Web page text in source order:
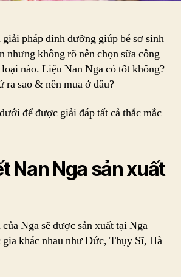
pháp dinh dưỡng giúp bé sơ sinh
nhưng không rõ nên chọn sữa công
nào. Liệu Nan Nga có tốt không?
ra sao & nên mua ở đâu?
để được giải đáp tất cả thắc mắc
Nan Nga sản xuất
Nga sẽ được sản xuất tại Nga
gia khác nhau như Đức, Thụy Sĩ, Hà